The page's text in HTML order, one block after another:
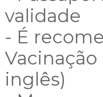
validade
- É
inglês)